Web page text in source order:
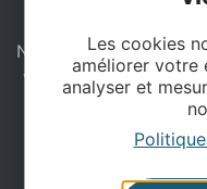
Les cookies
améliorer votre
analyser et
Ne manquez pas
vous inspirer pour
Je